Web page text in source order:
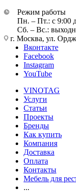
Режим работы
Пн. – Пт.: с 9:00
Сб. – Вс.:
г. Москва, ул.
Вконтакте
Facebook
Instagram
YouTube
VINOTAG
Услуги
Статьи
Проекты
Бренды
Как купить
Компания
Доставка
Оплата
Контакты
Мебель для
...